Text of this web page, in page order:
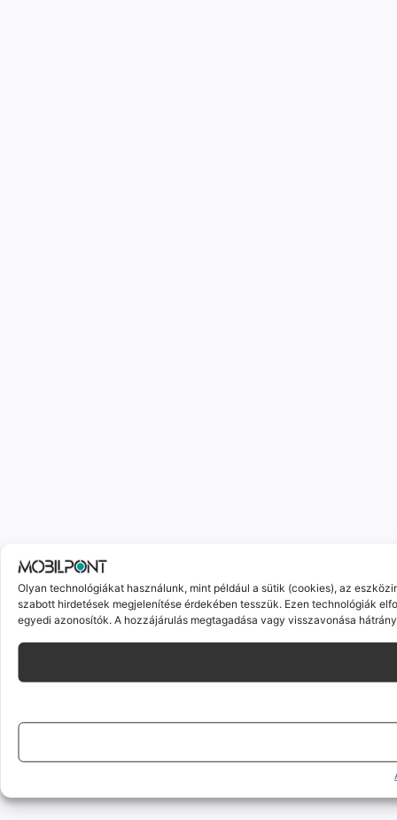
Olyan technológiákat használunk, mint például a sütik (cookies), az
szabott hirdetések megjelenítése érdekében tesszük. Ezen technológiák
egyedi azonosítók. A hozzájárulás megtagadása vagy visszavonása